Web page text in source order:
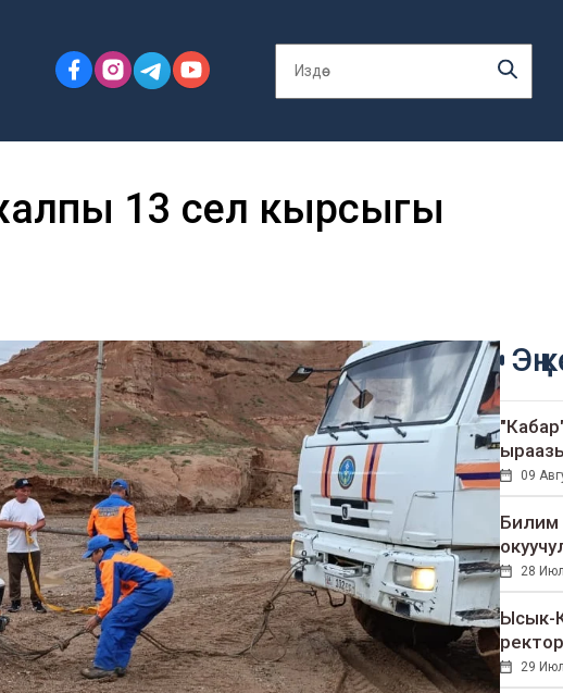
13 сел кырсыгы
Эң
"Кабар"
09
Билим
28
Ысык-
29